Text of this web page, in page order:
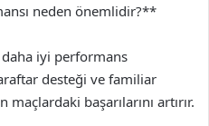
neden önemlidir?**
daha iyi performans
desteği ve familiar
başarılarını artırır.